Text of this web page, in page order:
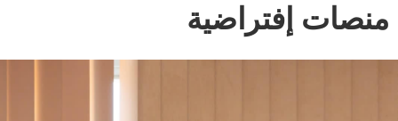
منصات إفتراضية